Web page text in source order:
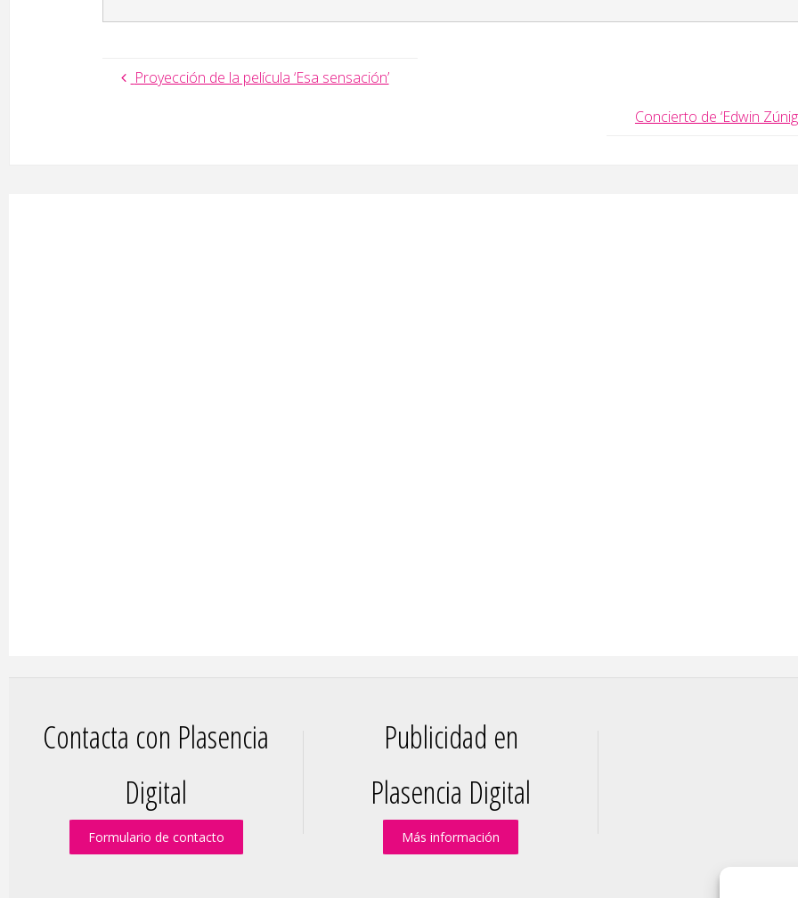
Proyección de la película ‘Esa sensación’
Concierto de ‘Edwin
Contacta con Plasencia
Digital
Formulario de contacto
Publicidad en
Plasencia Digital
Más información